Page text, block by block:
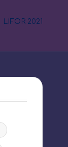
LIFOR 2021